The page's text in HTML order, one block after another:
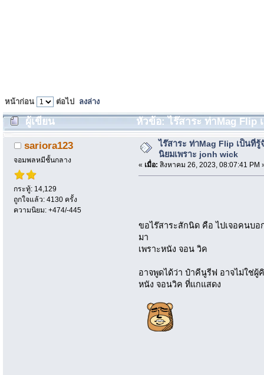
หน้าก่อน ต่อไป ลงล่าง
ผู้เขียน
หัวข้อ: ไร๊สาระ ท่าMag Flip
1176 ครั้ง)
sariora123
จอมพลหมีชั้นกลาง
กระทู้: 14,129
ถูกใจแล้ว: 4130 ครั้ง
ความนิยม: +474/-445
ไร๊สาระ ท่าMag Flip เป็นที่รู้
นิยมเพราะ jonh wick
« เมื่อ: สิงหาคม 26, 2023, 08:07:41 PM
ขอไร๊สาระสักนิด คือ ไปเจอคนบ
มา
เพราะหนัง จอน วิค
อาจพูดได้ว่า ป๋าคีนูรีฟ อาจไม่ใช่ผู้
หนัง จอนวิค ที่แกแสดง